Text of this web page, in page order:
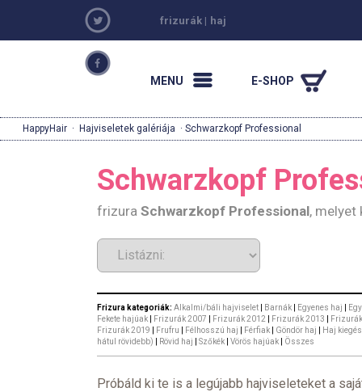
frizurák | haj
MENU E-SHOP
HappyHair · Hajviseletek galériája · Schwarzkopf Professional
Schwarzkopf
frizura Schwarzkopf Professional, melyet
Frizura kategoriák: Alkalmi/báli hajviselet Barnák Egyenes haj
Fekete hajúak
Frizurák 2007 Frizurák 2012 Frizurák 2013
Frizurák 2019
Frufru Félhosszú haj Férfiak Göndör haj
Haj
hátul rövidebb)
Rövid haj Szőkék Vörös hajúak Összes
Próbáld ki te is a legújabb hajviseleteket a